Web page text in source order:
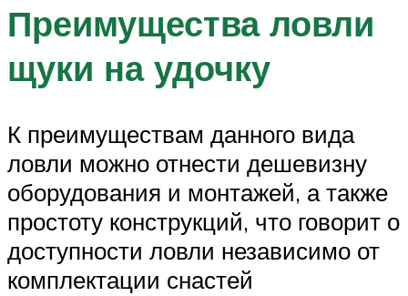
Преимущества ловли
щуки на удочку
К преимуществам данного вида
ловли можно отнести дешевизну
оборудования и монтажей, а также
простоту конструкций, что говорит о
доступности ловли независимо от
комплектации снастей